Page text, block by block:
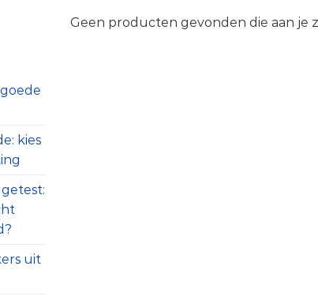
kies
uit
Geen producten gevonden die aan je